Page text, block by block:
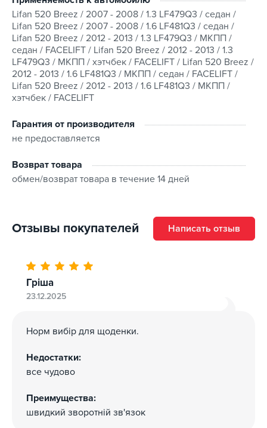
Lifan 520 Breez / 2007 - 2008 / 1.3 LF479Q3 / седан /
Lifan 520 Breez / 2007 - 2008 / 1.6 LF481Q3 / седан /
Lifan 520 Breez / 2012 - 2013 / 1.3 LF479Q3 / МКПП /
седан / FACELIFT / Lifan 520 Breez / 2012 - 2013 / 1.3
LF479Q3 / МКПП / хэтчбек / FACELIFT / Lifan 520 Breez /
2012 - 2013 / 1.6 LF481Q3 / МКПП / седан / FACELIFT /
Lifan 520 Breez / 2012 - 2013 / 1.6 LF481Q3 / МКПП /
хэтчбек / FACELIFT
Гарантия от производителя
не предоставляется
Возврат товара
обмен/возврат товара в течение 14 дней
Отзывы покупателей Написать отзыв
Гріша
23.12.2025
Норм вибір для щоденки.
Недостатки:
все чудово
Преимущества:
швидкий зворотній зв'язок